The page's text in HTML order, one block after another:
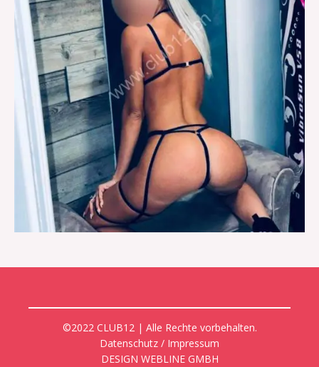
©2022 CLUB12 | Alle Rechte vorbehalten.
Datenschutz / Impressum
DESIGN WEBLINE GMBH